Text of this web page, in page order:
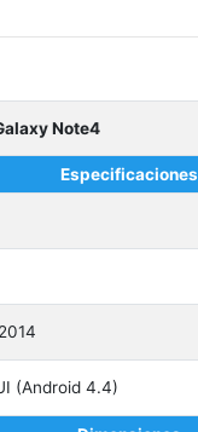
Note4
Especificaciones
(Android 4.4)